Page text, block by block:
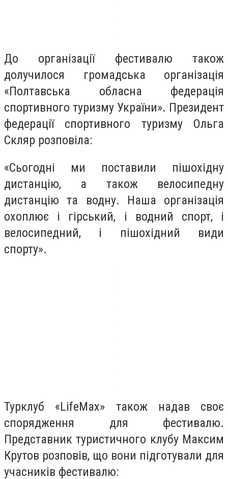
До організації фестивалю також
долучилося громадська організація
«Полтавська обласна федерація
спортивного туризму України». Президент
федерації спортивного туризму Ольга
Скляр розповіла:
«Сьогодні ми поставили пішохідну
дистанцію, а також велосипедну
дистанцію та водну. Наша організація
охоплює і гірський, і водний спорт, і
велосипедний, і пішохідний види
спорту».
Турклуб «LifeMax» також надав своє
спорядження для фестивалю.
Представник туристичного клубу Максим
Крутов розповів, що вони підготували для
учасників фестивалю: